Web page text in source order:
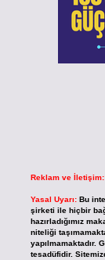
Reklam ve İletişim:
Yasal Uyarı: Bu
şirketi ile hiçbir
hazırladığımız
niteliği
yapılmamaktadır.
tesadüfidir.